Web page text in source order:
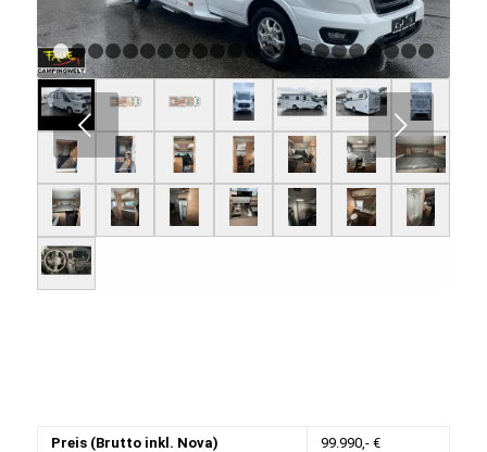
Weiter
1 2 3 4 5 6 7 1011 13141516
Preis (Brutto inkl. Nova)
99.990,- €